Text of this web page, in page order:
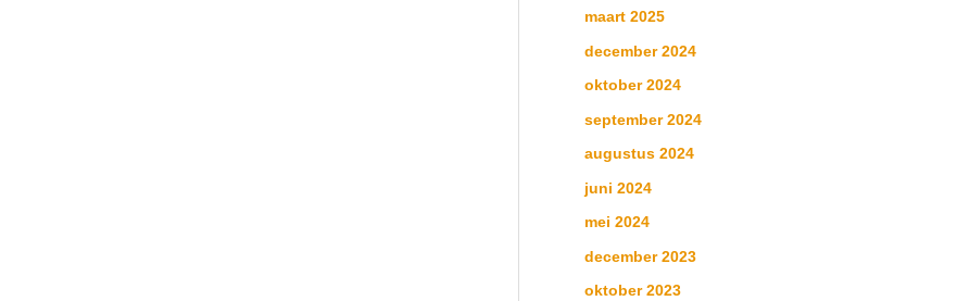
maart 2025
december 2024
oktober 2024
september 2024
augustus 2024
juni 2024
mei 2024
december 2023
oktober 2023